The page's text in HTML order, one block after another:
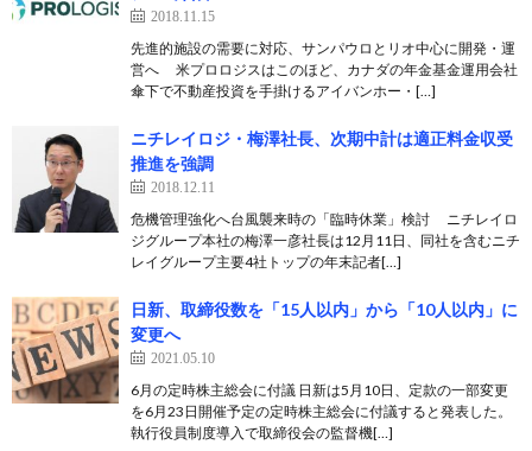
2018.11.15
先進的施設の需要に対応、サンパウロとリオ中心に開発・運
営へ 米プロロジスはこのほど、カナダの年金基金運用会社
傘下で不動産投資を手掛けるアイバンホー・[…]
ニチレイロジ・梅澤社長、次期中計は適正料金収受
推進を強調
2018.12.11
危機管理強化へ台風襲来時の「臨時休業」検討 ニチレイロ
ジグループ本社の梅澤一彦社長は12月11日、同社を含むニチ
レイグループ主要4社トップの年末記者[…]
日新、取締役数を「15人以内」から「10人以内」に
変更へ
2021.05.10
6月の定時株主総会に付議 日新は5月10日、定款の一部変更
を6月23日開催予定の定時株主総会に付議すると発表した。
執行役員制度導入で取締役会の監督機[…]